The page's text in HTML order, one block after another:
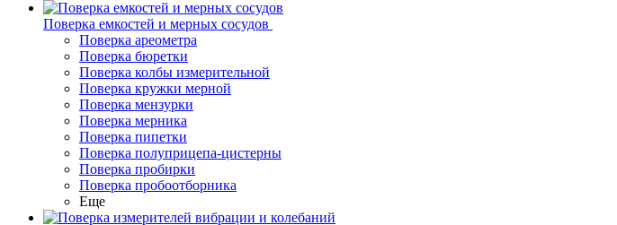
Поверка емкостей и мерных сосудов
Поверка ареометра
Поверка бюретки
Поверка колбы измерительной
Поверка кружки мерной
Поверка мензурки
Поверка мерника
Поверка пипетки
Поверка полуприцепа-цистерны
Поверка пробирки
Поверка пробоотборника
Еще